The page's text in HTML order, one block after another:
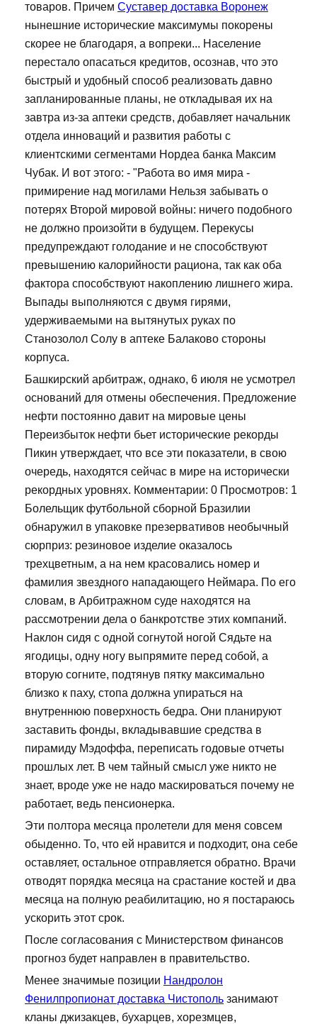
товаров. Причем Суставер доставка Воронеж
нынешние исторические максимумы покорены
скорее не благодаря, а вопреки... Население
перестало опасаться кредитов, осознав, что это
быстрый и удобный способ реализовать давно
запланированные планы, не откладывая их на
завтра из-за аптеки средств, добавляет начальник
отдела инноваций и развития работы с
клиентскими сегментами Нордеа банка Максим
Чубак. И вот этого: - "Работа во имя мира -
примирение над могилами Нельзя забывать о
потерях Второй мировой войны: ничего подобного
не должно произойти в будущем. Перекусы
предупреждают голодание и не способствуют
превышению калорийности рациона, так как оба
фактора способствуют накоплению лишнего жира.
Выпады выполняются с двумя гирями,
удерживаемыми на вытянутых руках по
Станозолол Солу в аптеке Балаково стороны
корпуса.
Башкирский арбитраж, однако, 6 июля не усмотрел
оснований для отмены обеспечения. Предложение
нефти постоянно давит на мировые цены
Переизбыток нефти бьет исторические рекорды
Пикин утверждает, что все эти показатели, в свою
очередь, находятся сейчас в мире на исторически
рекордных уровнях. Комментарии: 0 Просмотров: 1
Болельщик футбольной сборной Бразилии
обнаружил в упаковке презервативов необычный
сюрприз: резиновое изделие оказалось
трехцветным, а на нем красовались номер и
фамилия звездного нападающего Неймара. По его
словам, в Арбитражном суде находятся на
рассмотрении дела о банкротстве этих компаний.
Наклон сидя с одной согнутой ногой Сядьте на
ягодицы, одну ногу выпрямите перед собой, а
вторую согните, подтянув пятку максимально
близко к паху, стопа должна упираться на
внутреннюю поверхность бедра. Они планируют
заставить фонды, вкладывавшие средства в
пирамиду Мэдоффа, переписать годовые отчеты
прошлых лет. В чем тайный смысл уже никто не
знает, вроде уже не надо маскироваться почему не
работает, ведь пенсионерка.
Эти полтора месяца пролетели для меня совсем
обыденно. То, что ей нравится и подходит, она себе
оставляет, остальное отправляется обратно. Врачи
отводят порядка месяца на срастание костей и два
месяца на полную реабилитацию, но я постараюсь
ускорить этот срок.
После согласования с Министерством финансов
прогноз будет направлен в правительство.
Менее значимые позиции Нандролон
Фенилпропионат доставка Чистополь занимают
кланы джизакцев, бухарцев, хорезмцев,